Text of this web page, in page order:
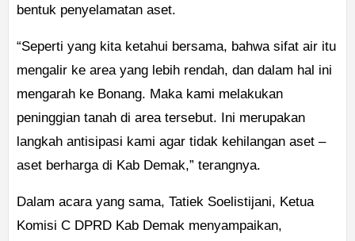
bentuk penyelamatan aset.
“Seperti yang kita ketahui bersama, bahwa sifat air itu
mengalir ke area yang lebih rendah, dan dalam hal ini
mengarah ke Bonang. Maka kami melakukan
peninggian tanah di area tersebut. Ini merupakan
langkah antisipasi kami agar tidak kehilangan aset –
aset berharga di Kab Demak,” terangnya.
Dalam acara yang sama, Tatiek Soelistijani, Ketua
Komisi C DPRD Kab Demak menyampaikan,